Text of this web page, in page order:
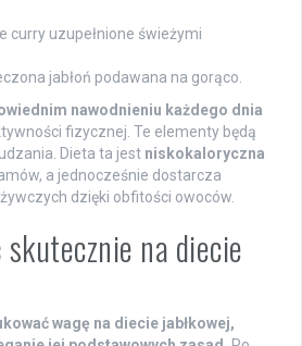
curry uzupełnione świeżymi
jabłoń podawana na gorąco.
nawodnieniu każdego dnia
fizycznej. Te elementy będą
Dieta ta jest niskokaloryczna
a jednocześnie dostarcza
dzięki obfitości owoców.
skutecznie na diecie
wagę na diecie jabłkowej,